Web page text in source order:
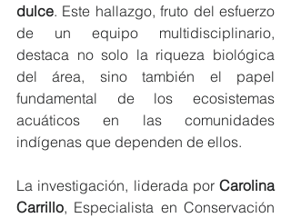
dulce. Este hallazgo, fruto del esfuerzo
de un equipo multidisciplinario,
destaca no solo la riqueza biológica
del área, sino también el papel
fundamental de los ecosistemas
acuáticos en las comunidades
indígenas que dependen de ellos.
La investigación, liderada por Carolina
Carrillo, Especialista en Conservación